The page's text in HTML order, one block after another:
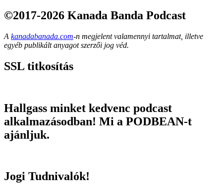
©2017-2026 Kanada Banda Podcast
A kanadabanada.com-n megjelent valamennyi tartalmat, illetve
egyéb publikált anyagot szerzői jog véd.
SSL titkosítás
Hallgass minket kedvenc podcast
alkalmazásodban! Mi a PODBEAN-t
ajánljuk.
Jogi Tudnivalók!